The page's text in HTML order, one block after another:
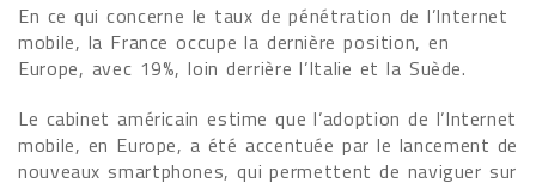
En ce qui concerne le taux de pénétration de l’Internet
mobile, la France occupe la dernière position, en
Europe, avec 19%, loin derrière l’Italie et la Suède.
Le cabinet américain estime que l’adoption de l’Internet
mobile, en Europe, a été accentuée par le lancement de
nouveaux smartphones, qui permettent de naviguer sur